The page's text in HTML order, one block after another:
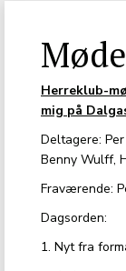
Herreklub-
mig på
Deltagere:
Benny Wulff,
Fraværende:
Dagsorden:
1. Nyt fra